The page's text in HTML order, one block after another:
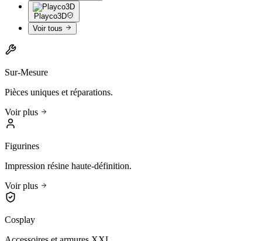
Playco3D
Voir tous
Sur-Mesure
Pièces uniques et réparations.
Voir plus
Figurines
Impression résine haute-définition.
Voir plus
Cosplay